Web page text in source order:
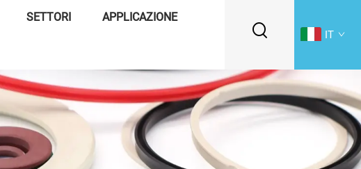
SETTORI APPLICAZIONE
IT